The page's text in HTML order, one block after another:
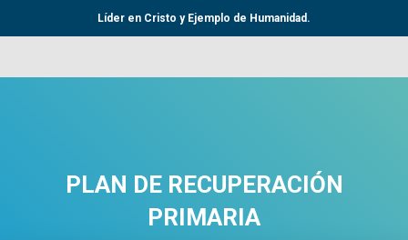
Líder en Cristo y Ejemplo de Humanidad.
PLAN DE RECUPERACIÓN
PRIMARIA